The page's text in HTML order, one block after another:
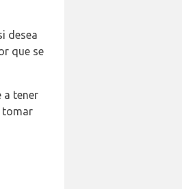
desea
que se
a tener
tomar